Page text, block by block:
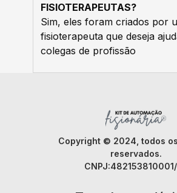
FISIOTERAPEUTAS?
Sim, eles foram criados por
fisioterapeuta que deseja
colegas de profissão
Copyright © 2024, todos
reservados.